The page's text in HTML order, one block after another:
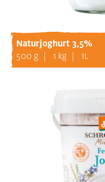
Naturjoghurt 3,5%
500 g 1 kg 1L